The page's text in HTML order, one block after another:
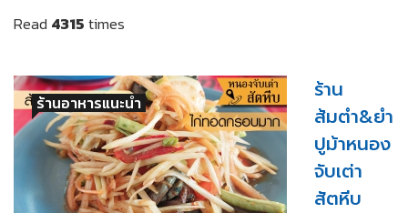
Read 4315times
ร้านอาหารแนะนำ
ร้าน
ส้มตำ&ยำ
ปูม้าหนอง
จับเต่า
สัตหีบ